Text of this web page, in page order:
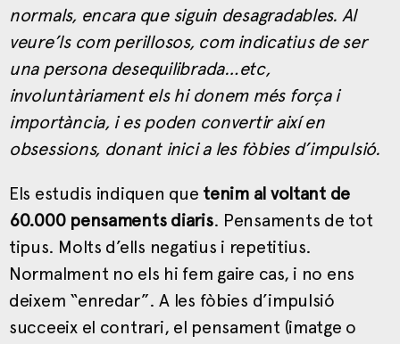
normals, encara que siguin desagradables. Al
veure’ls com perillosos, com indicatius de ser
una persona desequilibrada…etc,
involuntàriament els hi donem més força i
importància, i es poden convertir així en
obsessions, donant inici a les fòbies d’impulsió.
Els estudis indiquen que tenim al voltant de
60.000 pensaments diaris. Pensaments de tot
tipus. Molts d’ells negatius i repetitius.
Normalment no els hi fem gaire cas, i no ens
deixem “enredar”. A les fòbies d’impulsió
succeeix el contrari, el pensament (imatge o